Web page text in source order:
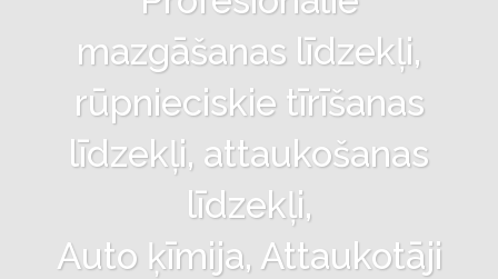
mazgāšanas līdzekļi,
rūpnieciskie tīrīšanas
līdzekļi, attaukošanas
līdzekļi,
Auto ķīmija, Attaukotāji